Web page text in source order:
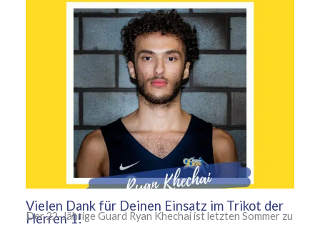
Vielen Dank für Deinen Einsatz im Trikot der
Herren 1!
Der 22-Jährige Guard Ryan Khechai ist letzten Sommer zu